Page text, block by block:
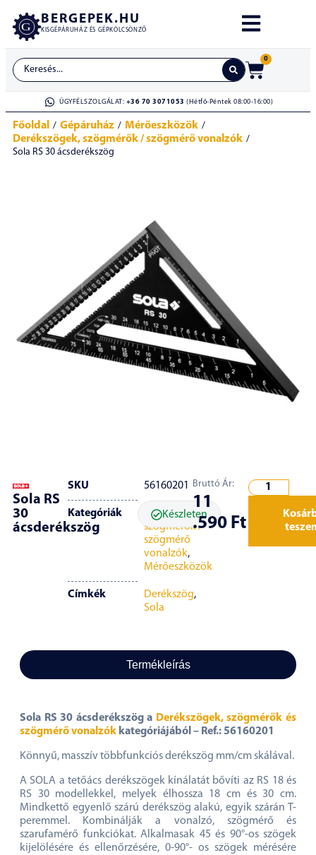
BERGEPEK.HU
KISGÉPÁRUHÁZ ÉS GÉPKÖLCSÖNZŐ
0
ÜGYFÉLSZOLGÁLAT: +36 70 3071053 (Hétfő-Péntek 08:00-16:00)
Főoldal / Gépáruház / Mérőeszközök /
Derékszögek, szögmérők / szögmérő vonalzók /
Sola RS 30 ácsderékszög
Sola RS
30
ácsderékszög
SKU 56160201
Kategóriák
Derékszögek,
szögmérők /
szögmérő
vonalzók,
Mérőeszközök
Címkék Derékszög,
Sola
Készleten
Bruttó Ár:
11
.590 Ft
Termékleírás
Sola RS 30 ácsderékszög a Derékszögek, szögmérők és
szögmérő vonalzók kategóriájából – Ref.: 56160201
Könnyű, masszív többfunkciós derékszög mm/cm skálával.
A SOLA a tetőács derékszögek kínálatát bővíti az RS 18 és
RS 30 modellekkel, melyek élhossza 18 cm és 30 cm.
Mindkettő egyenlő szárú derékszög alakú, egyik szárán T-
peremmel. Kombinálják a vonalzó, szögmérő és
szarufamérő funkciókat. Alkalmasak 45 és 90°-os szögek
kijelölésére és ellenőrzésére, 0-90°- os szögek mérésére